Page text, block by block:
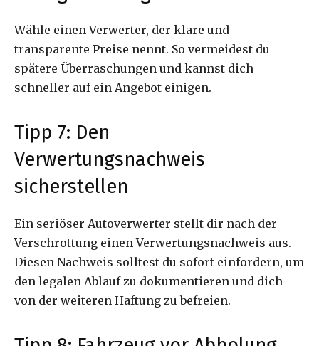
Wähle einen Verwerter, der klare und
transparente Preise nennt. So vermeidest du
spätere Überraschungen und kannst dich
schneller auf ein Angebot einigen.
Tipp 7: Den
Verwertungsnachweis
sicherstellen
Ein seriöser Autoverwerter stellt dir nach der
Verschrottung einen Verwertungsnachweis aus.
Diesen Nachweis solltest du sofort einfordern, um
den legalen Ablauf zu dokumentieren und dich
von der weiteren Haftung zu befreien.